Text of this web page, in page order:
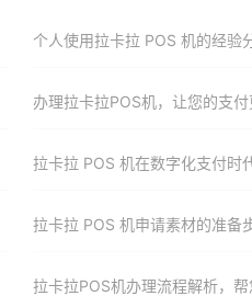
个人使用拉卡拉 POS 机的经验
办理拉卡拉POS机，让您的支
拉卡拉 POS 机在数字化支付时
拉卡拉 POS 机申请素材的准备
拉卡拉POS机办理流程解析，